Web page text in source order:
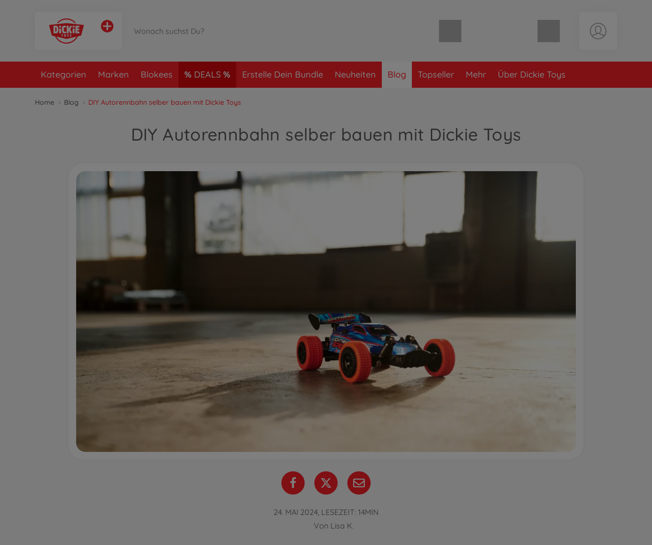
Warenkorb leer
Kategorien Marken Blokees DEALS Erstelle Dein Bundle Neuheiten Blog Topseller Mehr Über Dickie Toys
Home Blog DIY Autorennbahn selber bauen mit Dickie Toys
DIY Autorennbahn selber bauen mit Dickie Toys
24. MAI 2024, LESEZEIT: 14MIN
Von Lisa K.